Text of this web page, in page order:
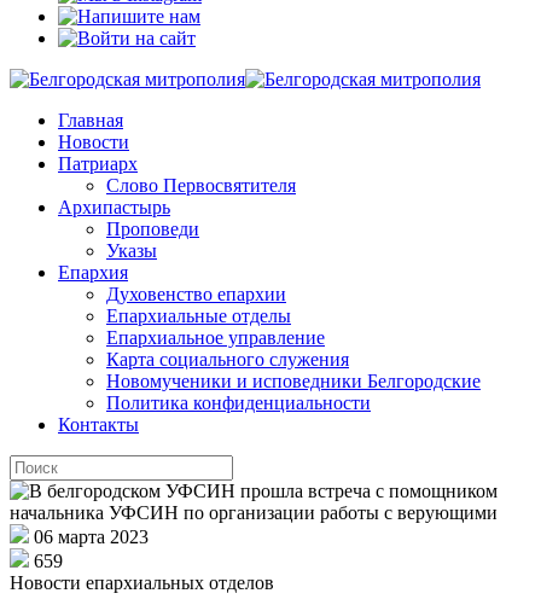
Главная
Новости
Патриарх
Слово Первосвятителя
Архипастырь
Проповеди
Указы
Епархия
Духовенство епархии
Епархиальные отделы
Епархиальное управление
Карта социального служения
Новомученики и исповедники Белгородские
Политика конфиденциальности
Контакты
06 марта 2023
659
Новости епархиальных отделов